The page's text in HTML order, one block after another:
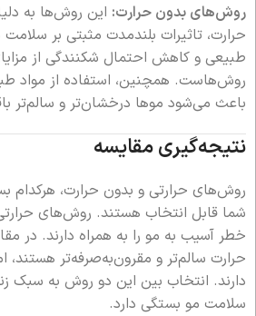
روش‌های بدون حرارت: این روش‌ها به
حرارت، تاثیرات بلندمدت مثبتی بر
طبیعی و کاهش احتمال شکنندگی از
روش‌هاست. همچنین، استفاده از مواد
باعث می‌شود موها درخشان‌تر و سالم‌تر
نتیجه‌گیری مقایسه
روش‌های حرارتی و بدون حرارت، هرکدام
شما قابل انتخاب هستند. روش‌های حرارتی
خطر آسیب به مو را به همراه دارند. در
حرارت سالم‌تر و مقرون‌به‌صرفه‌تر هستند،
دارند. انتخاب بین این دو روش به سبک
سلامت مو بستگی دارد.